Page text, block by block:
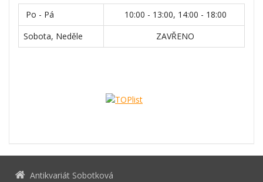
Po - Pá
10:00 - 13:00, 14:00 - 18:00
Sobota, Neděle
ZAVŘENO
Antikvariát Sobotková